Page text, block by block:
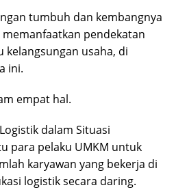
tumbuh dan kembangnya
pendekatan
usaha, di
ini.
empat hal.
dalam Situasi
para pelaku UMKM untuk
karyawan yang bekerja di
logistik secara daring.